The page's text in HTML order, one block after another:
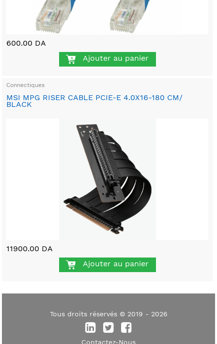
600.00 DA
Ajouter au panier
Connectiques
MSI MPG RISER CABLE PCIE-E 4.0X16-180 CM/
BLACK
11900.00 DA
Ajouter au panier
Tous droits réservés © 2019 - 2026
Contactez-Nous